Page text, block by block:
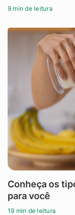
9 min de leitura
Conheça os
para você
19 min de leitura